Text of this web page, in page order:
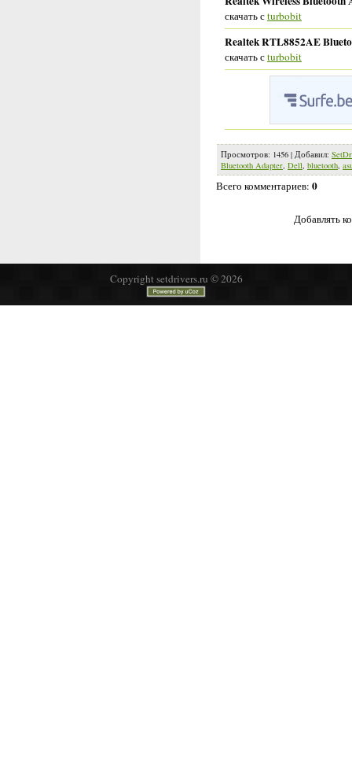
скачать сturbobit
Realtek RTL8852AE
скачать сturbobit
Просмотров: 1456 | Добавил:
Bluetooth Adapter, Dell, bluetooth,
Всего комментариев: 0
Добавлять
Copyright setdrivers.ru © 2026